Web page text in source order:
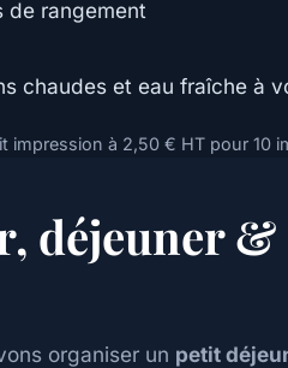
de rangement
chaudes et eau fraîche à
impression à 2,50 € HT pour 10
déjeuner &
organiser un petit